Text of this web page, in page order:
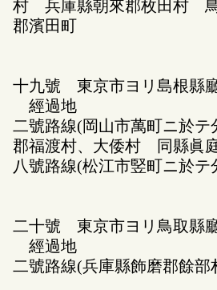
村 兵庫縣朝來郡枚田村
郡濱田町
十九號 東京市ヨリ島根縣
經過地
二號路線(岡山市萬町ニ於
郡福渡村、大倭村 同縣眞
八號路線(松江市竪町ニ於テ
二十號 東京市ヨリ鳥取縣
經過地
二號路線(兵庫縣飾磨郡餘部